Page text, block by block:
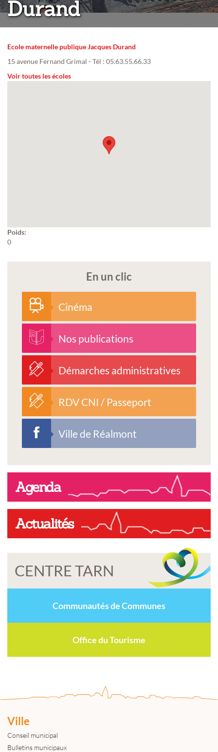
Durand
Ecole maternelle publique Jacques Durand
15 avenue Fernand Grimal - Tél : 05.63.55.66.33
Voir toutes les écoles
Poids:
0
En un clic
Cinéma
Nos publications
Démarches administratives
RDV CNI / Passeport
Ville de Réalmont
Agenda
Actualités
CENTRE TARN
Communautés de Communes
Office du Tourisme
Ville
Conseil municipal
Bulletins municipaux